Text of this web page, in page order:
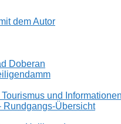
dem Autor
Doberan
und
Rundgangs-Übersicht